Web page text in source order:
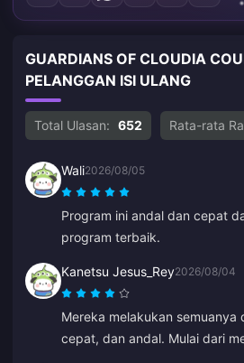
GUARDIANS OF CLOUDIA
PELANGGAN ISI ULANG
Total Ulasan: 652 Rata-rata
Wali2026/08/05
Program ini andal dan cepat
program terbaik.
Kanetsu Jesus_Rey2026/08/04
Mereka melakukan semuanya
cepat, dan andal. Mulai dari